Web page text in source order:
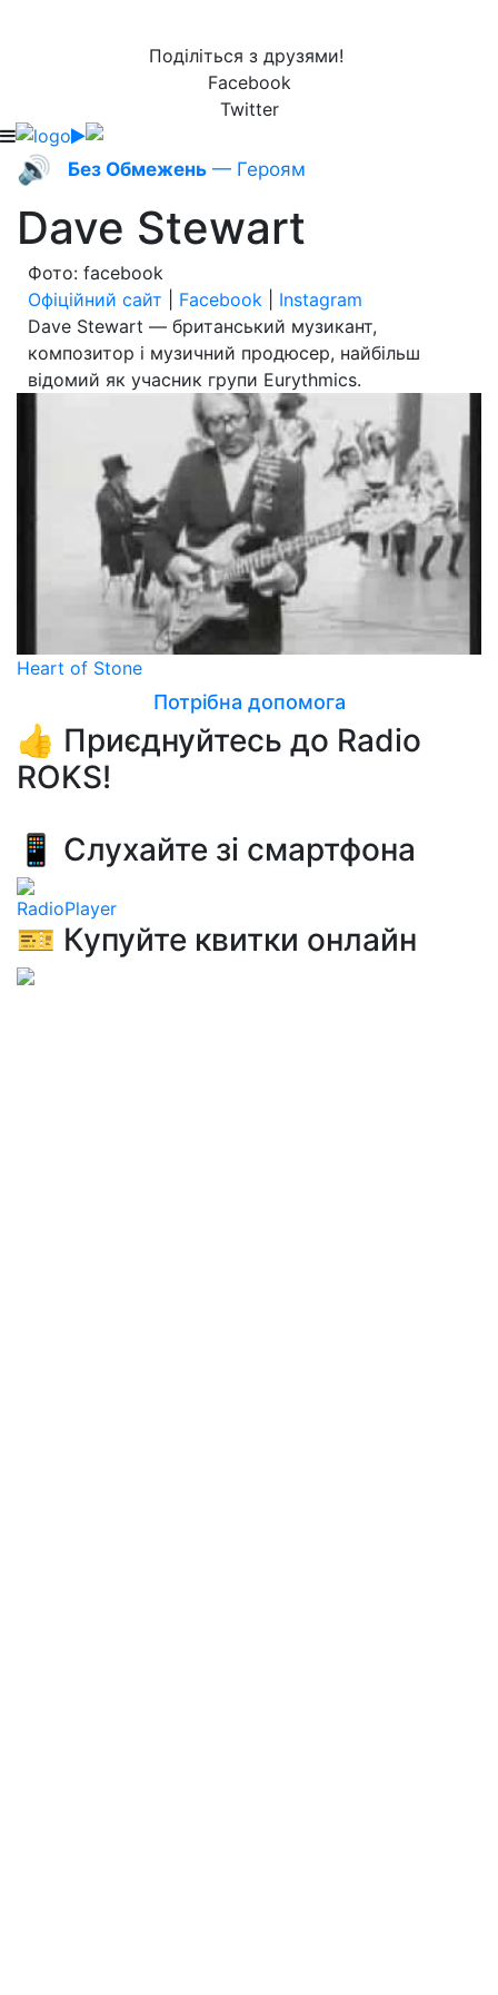
Поділіться з друзями!
Facebook
Twitter
🔊 Без Обмежень — Героям
Dave Stewart
Фото: facebook
Офіційний сайт
Facebook
Instagram
Dave Stewart — британський музикант,
композитор і музичний продюсер, найбільш
відомий як учасник групи Eurythmics.
Heart of Stone
Потрібна допомога
👍 Приєднуйтесь до Radio
ROKS!
📱 Слухайте зі смартфона
RadioPlayer
🎫 Купуйте квитки онлайн